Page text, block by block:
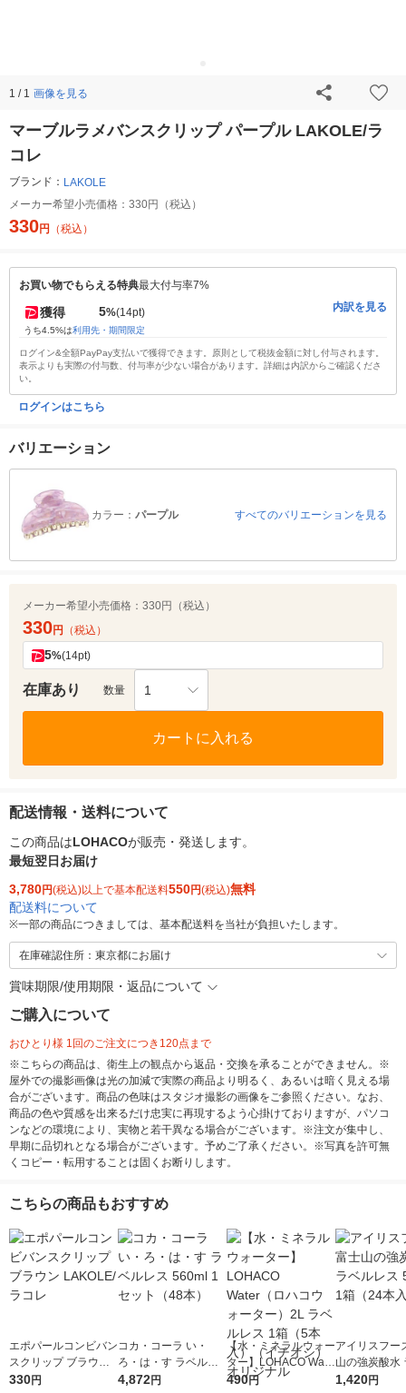
1 / 1 画像を見る
マーブルラメバンスクリップ パープル LAKOLE/ラ
コレ
ブランド： LAKOLE
メーカー希望小売価格： 330円（税込）
330円 （税込）
お買い物でもらえる特典最大付与率7%
獲得 5%(14pt)
うち4.5%は利用先・期間限定
内訳を見る
ログイン&全額PayPay支払いで獲得できます。原則として税抜金額に対し付与されます。
表示よりも実際の付与数、付与率が少ない場合があります。詳細は内訳からご確認くださ
い。
ログインはこちら
バリエーション
カラー： パープル すべてのバリエーションを見る
メーカー希望小売価格： 330円（税込）
330円 （税込）
5%(14pt)
在庫あり 数量 1
カートに入れる
配送情報・送料について
この商品はLOHACOが販売・発送します。
最短翌日お届け
3,780円(税込)以上で基本配送料550円(税込)無料
配送料について
※一部の商品につきましては、基本配送料を当社が負担いたします。
在庫確認住所：東京都にお届け
賞味期限/使用期限・返品について
ご購入について
おひとり様 1回のご注文につき120点まで
※こちらの商品は、衛生上の観点から返品・交換を承ることができません。※
屋外での撮影画像は光の加減で実際の商品より明るく、あるいは暗く見える場
合がございます。商品の色味はスタジオ撮影の画像をご参照ください。なお、
商品の色や質感を出来るだけ忠実に再現するよう心掛けておりますが、パソコ
ンなどの環境により、実物と若干異なる場合がございます。※注文が集中し、
早期に品切れとなる場合がございます。予めご了承ください。※写真を許可無
くコピー・転用することは固くお断りします。
こちらの商品もおすすめ
エポパールコンビバン
スクリップ ブラウン
LAKOLE/ラコレ
330円
コカ・コーラ い・
ろ・は・す ラベルレ
ス 560ml 1セット（4
4,872円
【水・ミネラルウォー
ター】LOHACO Wate
r（ロハコウォータ
490円
アイリスフー
山の強炭酸水
レス 500ml 1
1,420円